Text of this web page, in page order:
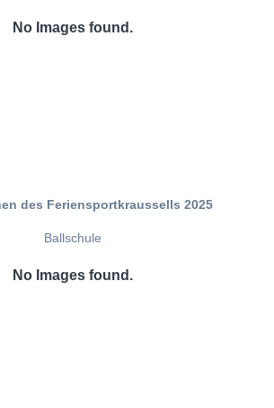
No Images found.
des Feriensportkraussells 2025
Ballschule
No Images found.